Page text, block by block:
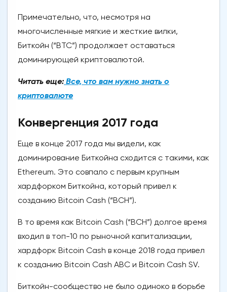
Примечательно, что, несмотря на
многочисленные мягкие и жесткие вилки,
Биткойн (“BTC”) продолжает оставаться
доминирующей криптовалютой.
Читать еще: Все, что вам нужно знать о
криптовалюте
Конвергенция 2017 года
Еще в конце 2017 года мы видели, как
доминирование Биткойна сходится с такими, как
Ethereum. Это совпало с первым крупным
хардфорком Биткойна, который привел к
созданию Bitcoin Cash (“BCH”).
В то время как Bitcoin Cash (“BCH”) долгое время
входил в топ-10 по рыночной капитализации,
хардфорк Bitcoin Cash в конце 2018 года привел
к созданию Bitcoin Cash ABC и Bitcoin Cash SV.
Биткойн-сообщество не было одиноко в борьбе